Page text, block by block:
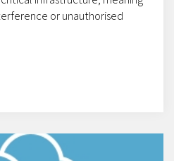
or unauthorised